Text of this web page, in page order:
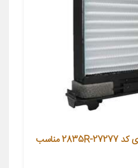
فیلتر کابین فیلتر دم مدل توری کد 27277-2835R مناسب